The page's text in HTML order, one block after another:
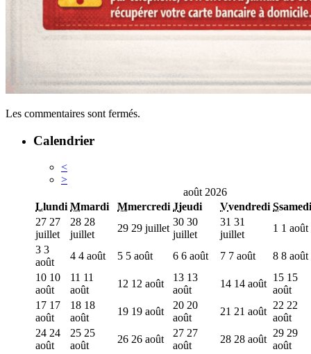
Les commentaires sont fermés.
Calendrier
<
>
août 2026
Llundi Mmardi Mmercredi Jjeudi Vvendredi Ssamedi
27 27
juillet
28 28
juillet
29 29 juillet
30 30
juillet
31 31
juillet
1 1 août
3 3
août
4 4 août 5 5 août 6 6 août 7 7 août 8 8 août
10 10
août
11 11
août
12 12 août
13 13
août
14 14 août
15 15
août
17 17
août
18 18
août
19 19 août
20 20
août
21 21 août
22 22
août
24 24
août
25 25
août
26 26 août
27 27
août
28 28 août
29 29
août